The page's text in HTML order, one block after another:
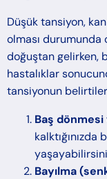
Düşük tansiyon,
olması durumunda
doğuştan gelirken,
hastalıklar
tansiyonun
Baş
kalktığınızda
Bayılma